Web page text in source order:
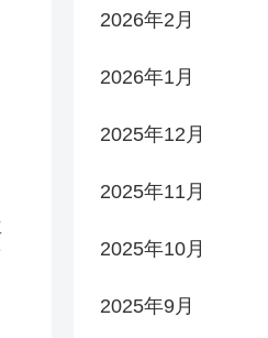
2026年2月
2026年1月
2025年12月
2025年11月
2025年10月
2025年9月